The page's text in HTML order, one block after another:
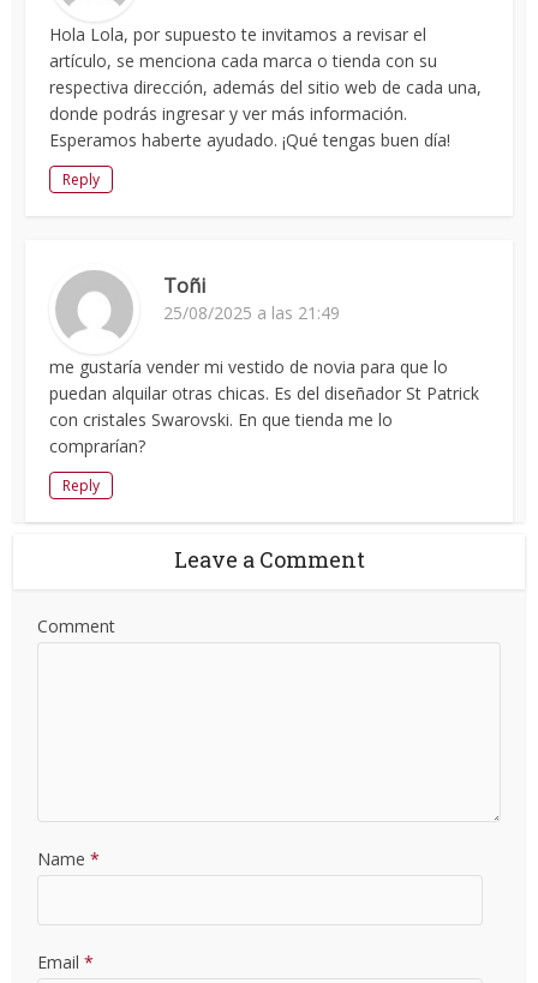
Hola Lola, por supuesto te invitamos a revisar el
artículo, se menciona cada marca o tienda con su
respectiva dirección, además del sitio web de cada una,
donde podrás ingresar y ver más información.
Esperamos haberte ayudado. ¡Qué tengas buen día!
Reply
Toñi
25/08/2025 a las 21:49
me gustaría vender mi vestido de novia para que lo
puedan alquilar otras chicas. Es del diseñador St Patrick
con cristales Swarovski. En que tienda me lo
comprarían?
Reply
Leave a Comment
Comment
Name *
Email *